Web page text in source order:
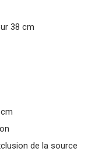
38 cm
de la source